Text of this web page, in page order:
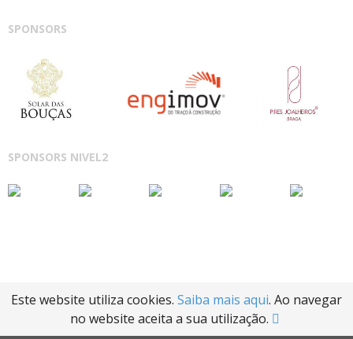
SPONSORS
SPONSORS NIVEL2
Este website utiliza cookies. Saiba mais aqui. Ao navegar
no website aceita a sua utilização.